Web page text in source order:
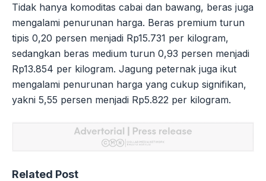
Tidak hanya komoditas cabai dan bawang, beras juga
mengalami penurunan harga. Beras premium turun
tipis 0,20 persen menjadi Rp15.731 per kilogram,
sedangkan beras medium turun 0,93 persen menjadi
Rp13.854 per kilogram. Jagung peternak juga ikut
mengalami penurunan harga yang cukup signifikan,
yakni 5,55 persen menjadi Rp5.822 per kilogram.
Related Post